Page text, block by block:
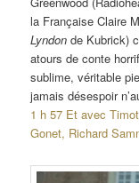
la Française Claire
Lyndonde Kubrick)
atours de conte
sublime, véritable
jamais désespoir
1 h 57 Et avec
Gonet, Richard